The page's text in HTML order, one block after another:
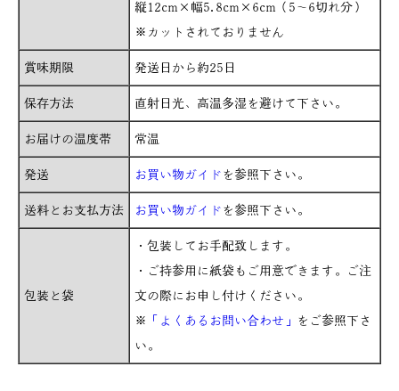
縦12cm×幅5.8cm×6cm（5～6切れ分）
※カットされておりません
賞味期限 発送日から約25日
保存方法 直射日光、高温多湿を避けて下さい。
お届けの温度帯 常温
発送 お買い物ガイド を参照下さい。
送料とお支払方法 お買い物ガイド を参照下さい。
包装と袋
・包装してお手配致します。
・ご持参用に紙袋もご用意できます。ご注
文の際にお申し付けください。
※
「よくあるお問い合わせ」
をご参照下さ
い。